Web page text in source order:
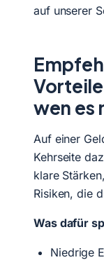
auf unserer
wen es
Auf einer
Kehrseite
klare
Risiken, die
Was dafür
Niedrige